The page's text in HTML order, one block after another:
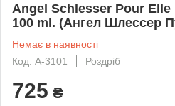
Angel Schlesser Pour
100 ml. (Ангел Шлессер
Немає в наявності
Код: A-3101
Роздріб
725 ₴